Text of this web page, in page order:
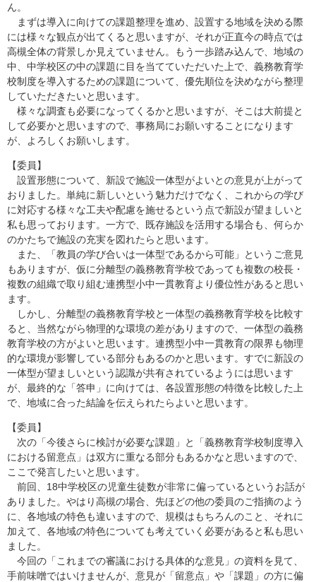
ん。
まずは導入に向けての課題整理を進め、設置する地域を決める際
には様々な観点が出てくると思いますが、それが正直今の時点では
高槻全体の背景しか見えていません。もう一歩踏み込んで、地域の
中、中学校区の中の課題に目を当てていただいた上で、義務教育学
校制度を導入するための課題について、優先順位を決めながら整理
していただきたいと思います。
様々な調査も必要になってくるかと思いますが、そこは大前提と
して必要かと思いますので、事務局にお願いすることになります
が、よろしくお願いします。
【委員】
設置形態について、新設で施設一体型がよいとの意見が上がって
おりました。単純に新しいという魅力だけでなく、これからの学び
に対応する様々な工夫や配慮を施せるという点で新設が望ましいと
私も思っております。一方で、既存施設を活用する場合も、何らか
のかたちで施設の充実を図れたらと思います。
また、「教員の学び合いは一体型であるから可能」というご意見
もありますが、仮に分離型の義務教育学校であっても複数の校長・
複数の組織で取り組む連携型小中一貫教育より優位性があると思い
ます。
しかし、分離型の義務教育学校と一体型の義務教育学校を比較す
ると、当然ながら物理的な環境の差がありますので、一体型の義務
教育学校の方がよいと思います。連携型小中一貫教育の限界も物理
的な環境が影響している部分もあるのかと思います。すでに新設の
一体型が望ましいという認識が共有されているようには思います
が、最終的な「答申」に向けては、各設置形態の特徴を比較した上
で、地域に合った結論を伝えられたらよいと思います。
【委員】
次の「今後さらに検討が必要な課題」と「義務教育学校制度導入
における留意点」は双方に重なる部分もあるかなと思いますので、
ここで発言したいと思います。
前回、18中学校区の児童生徒数が非常に偏っているというお話が
ありました。やはり高槻の場合、先ほどの他の委員のご指摘のよう
に、各地域の特色も違いますので、規模はもちろんのこと、それに
加えて、各地域の特色についても考えていく必要があると私も思い
ました。
今回の「これまでの審議における具体的な意見」の資料を見て、
手前味噌ではいけませんが、意見が「留意点」や「課題」の方に偏